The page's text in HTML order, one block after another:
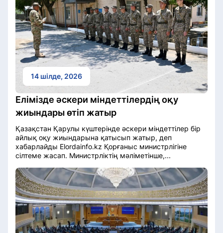
14 шілде, 2026
Елімізде әскери міндеттілердің оқу
жиындары өтіп жатыр
Қазақстан Қарулы күштерінде әскери міндеттілер бір
айлық оқу жиындарына қатысып жатыр, деп
хабарлайды Elordainfo.kz Қорғаныс министрлігіне
сілтеме жасап. Министрліктің мәліметінше,...